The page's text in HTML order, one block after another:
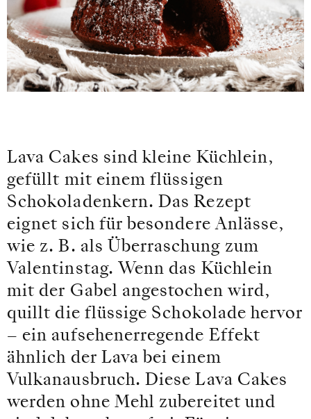
Lava Cakes sind kleine Küchlein,
gefüllt mit einem flüssigen
Schokoladenkern. Das Rezept
eignet sich für besondere Anlässe,
wie z. B. als Überraschung zum
Valentinstag. Wenn das Küchlein
mit der Gabel angestochen wird,
quillt die flüssige Schokolade hervor
– ein aufsehenerregende Effekt
ähnlich der Lava bei einem
Vulkanausbruch. Diese Lava Cakes
werden ohne Mehl zubereitet und